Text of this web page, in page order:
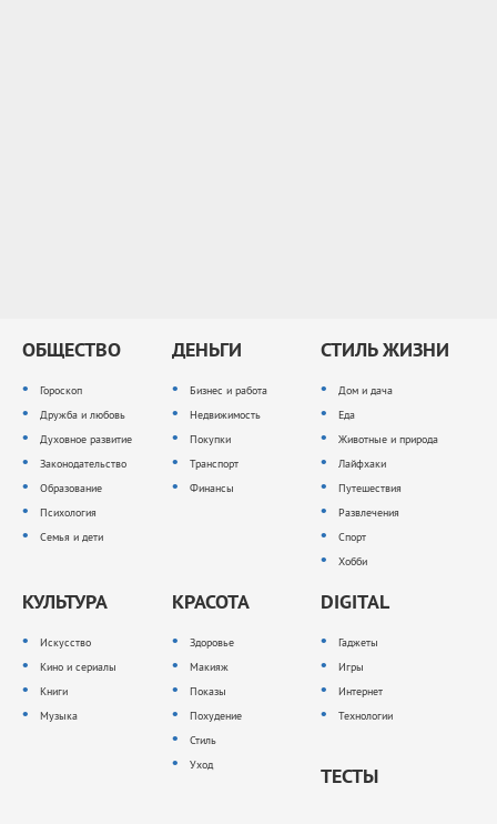
ОБЩЕСТВО
Гороскоп
Дружба и любовь
Духовное развитие
Законодательство
Образование
Психология
Семья и дети
ДЕНЬГИ
Бизнес и работа
Недвижимость
Покупки
Транспорт
Финансы
СТИЛЬ ЖИЗНИ
Дом и дача
Еда
Животные и природа
Лайфхаки
Путешествия
Развлечения
Спорт
Хобби
КУЛЬТУРА
Искусство
Кино и сериалы
Книги
Музыка
КРАСОТА
Здоровье
Макияж
Показы
Похудение
Стиль
Уход
DIGITAL
Гаджеты
Игры
Интернет
Технологии
ТЕСТЫ